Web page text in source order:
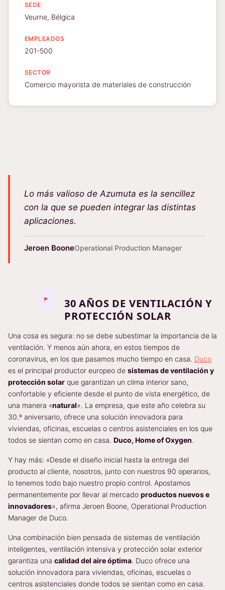
SEDE
Veurne, Bélgica
EMPLEADOS
201-500
SECTOR
Comercio mayorista de materiales de construcción
Lo más valioso de Azumuta es la sencillez
con la que se pueden integrar las distintas
aplicaciones.
Jeroen BooneOperational Production Manager
30 AÑOS DE VENTILACIÓN Y
PROTECCIÓN SOLAR
Una cosa es segura: no se debe subestimar la importancia de la
ventilación. Y menos aún ahora, en estos tiempos de
coronavirus, en los que pasamos mucho tiempo en casa. Duco
es el principal productor europeo de sistemas de ventilación y
protección solar que garantizan un clima interior sano,
confortable y eficiente desde el punto de vista energético, de
una manera «natural». La empresa, que este año celebra su
30.º aniversario, ofrece una solución innovadora para
viviendas, oficinas, escuelas o centros asistenciales en los que
todos se sientan como en casa. Duco, Home of Oxygen.
Y hay más: «Desde el diseño inicial hasta la entrega del
producto al cliente, nosotros, junto con nuestros 90 operarios,
lo tenemos todo bajo nuestro propio control. Apostamos
permanentemente por llevar al mercado productos nuevos e
innovadores», afirma Jeroen Boone, Operational Production
Manager de Duco.
Una combinación bien pensada de sistemas de ventilación
inteligentes, ventilación intensiva y protección solar exterior
garantiza una calidad del aire óptima. Duco ofrece una
solución innovadora para viviendas, oficinas, escuelas o
centros asistenciales donde todos se sientan como en casa.